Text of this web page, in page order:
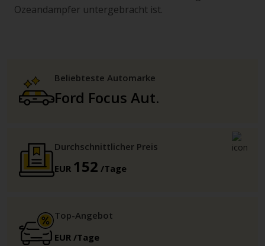
Ozeandampfer untergebracht ist.
Beliebteste Automarke
Ford Focus Aut.
Durchschnittlicher Preis
EUR 152 /Tage
Top-Angebot
EUR /Tage